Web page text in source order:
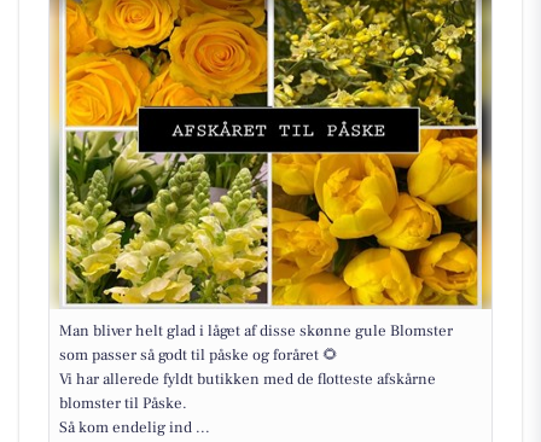
Man bliver helt glad i låget af disse skønne gule Blomster
som passer så godt til påske og foråret 🌻
Vi har allerede fyldt butikken med de flotteste afskårne
blomster til Påske.
Så kom endelig ind ...